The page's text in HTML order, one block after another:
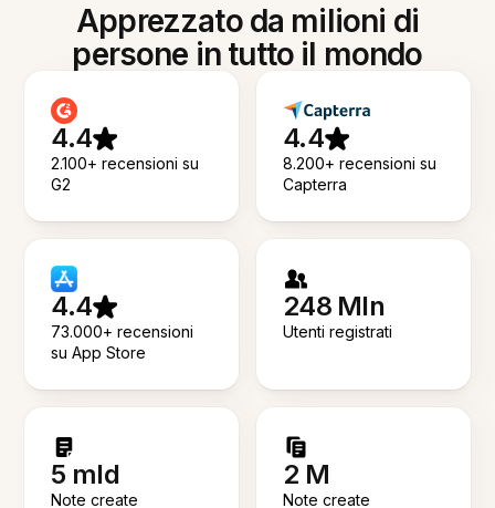
Apprezzato da milioni di
persone in tutto il mondo
4.4
2.100+ recensioni su
G2
4.4
8.200+ recensioni su
Capterra
4.4
73.000+ recensioni
su App Store
248 Mln
Utenti registrati
5 mld
Note create
2 M
Note create